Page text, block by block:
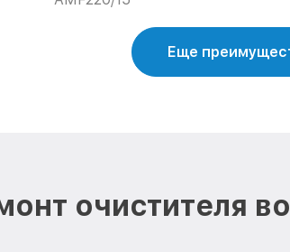
Еще
очистителя